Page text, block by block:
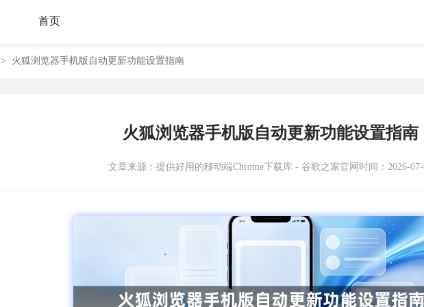
首页
> 火狐浏览器手机版自动更新功能设置指南
火狐浏览器手机版自动更新功能设置指南
文章来源： 提供好用的移动端Chrome下载库 - 谷歌之家官网 时间：2026-